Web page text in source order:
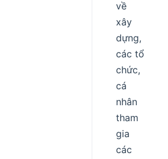
về
xây
dựng,
các tổ
chức,
cá
nhân
tham
gia
các